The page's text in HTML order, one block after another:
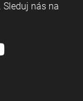
nás na